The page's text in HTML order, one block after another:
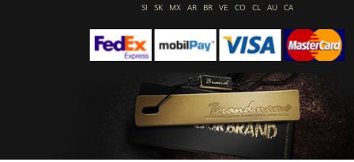
SI
SK MX AR BR VE CO CL AU CA